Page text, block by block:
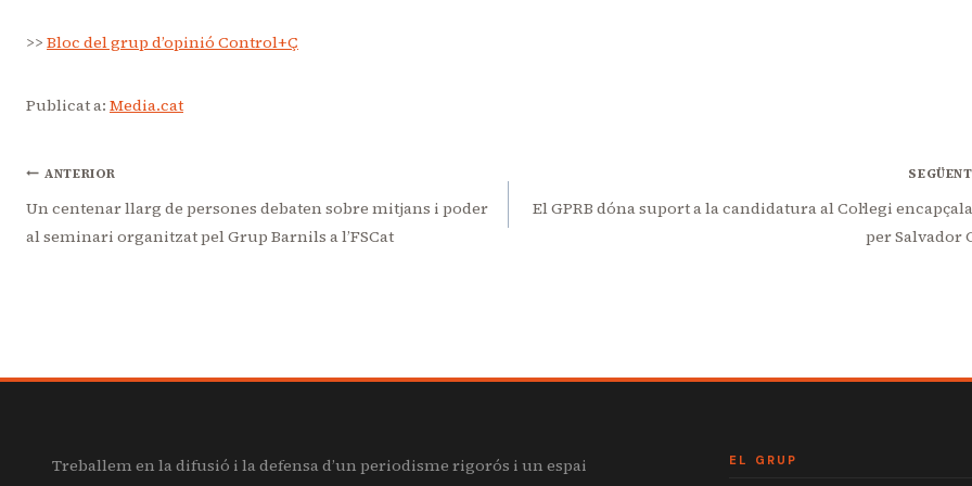
>> Bloc del grup d’opinió Control+Ç
Publicat a: Media.cat
Navegació
d'entrades
ANTERIOR
Un centenar llarg de persones debaten sobre mitjans i poder
al seminari organitzat pel Grup Barnils a l’FSCat
SEGÜENT
El GPRB dóna suport a la candidatura al Col·legi
per Salvador
Treballem en la difusió i la defensa d’un periodisme rigorós i un espai
EL GRUP